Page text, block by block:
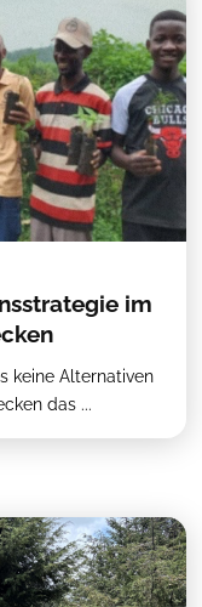
im
keine Alternativen
das ...